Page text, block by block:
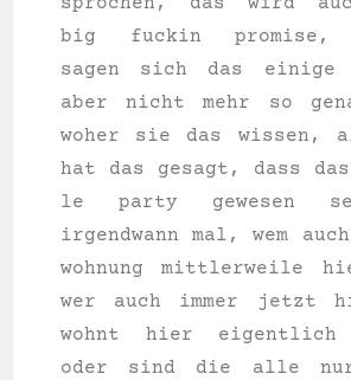
big fuck­in pro­mi­se,
sagen sich das
aber nicht mehr so
woher sie das wis­sen,
hat das gesagt, dass
le par­ty gewe­sen
irgend­wann mal, wem
woh­nung mitt­ler­wei­le
wer auch immer jetzt
wohnt hier eigent­lich
oder sind die alle